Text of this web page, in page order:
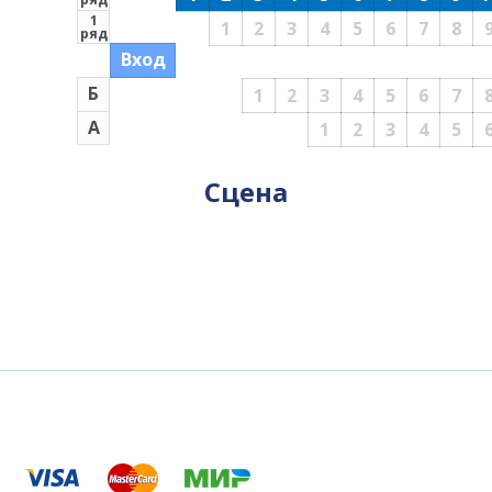
1
2 3 4 5 6 7 8
1 2 3 4 5 6 7
1
2 3 4 5
Вход
Б
А
1
ряд
Сцена